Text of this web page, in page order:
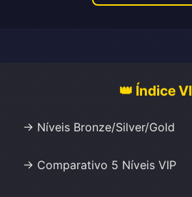
👑 Índice
→ Níveis Bronze/Silver/Gold
→ Comparativo 5 Níveis VIP